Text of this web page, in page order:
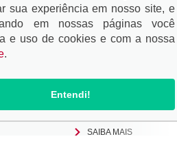
GR YARIS 2026
A partir de R$ 354990
SAIBA MAIS
sua experiência em nosso site, e
em nossas páginas você
e uso de cookies e com a nossa
.
Entendi!